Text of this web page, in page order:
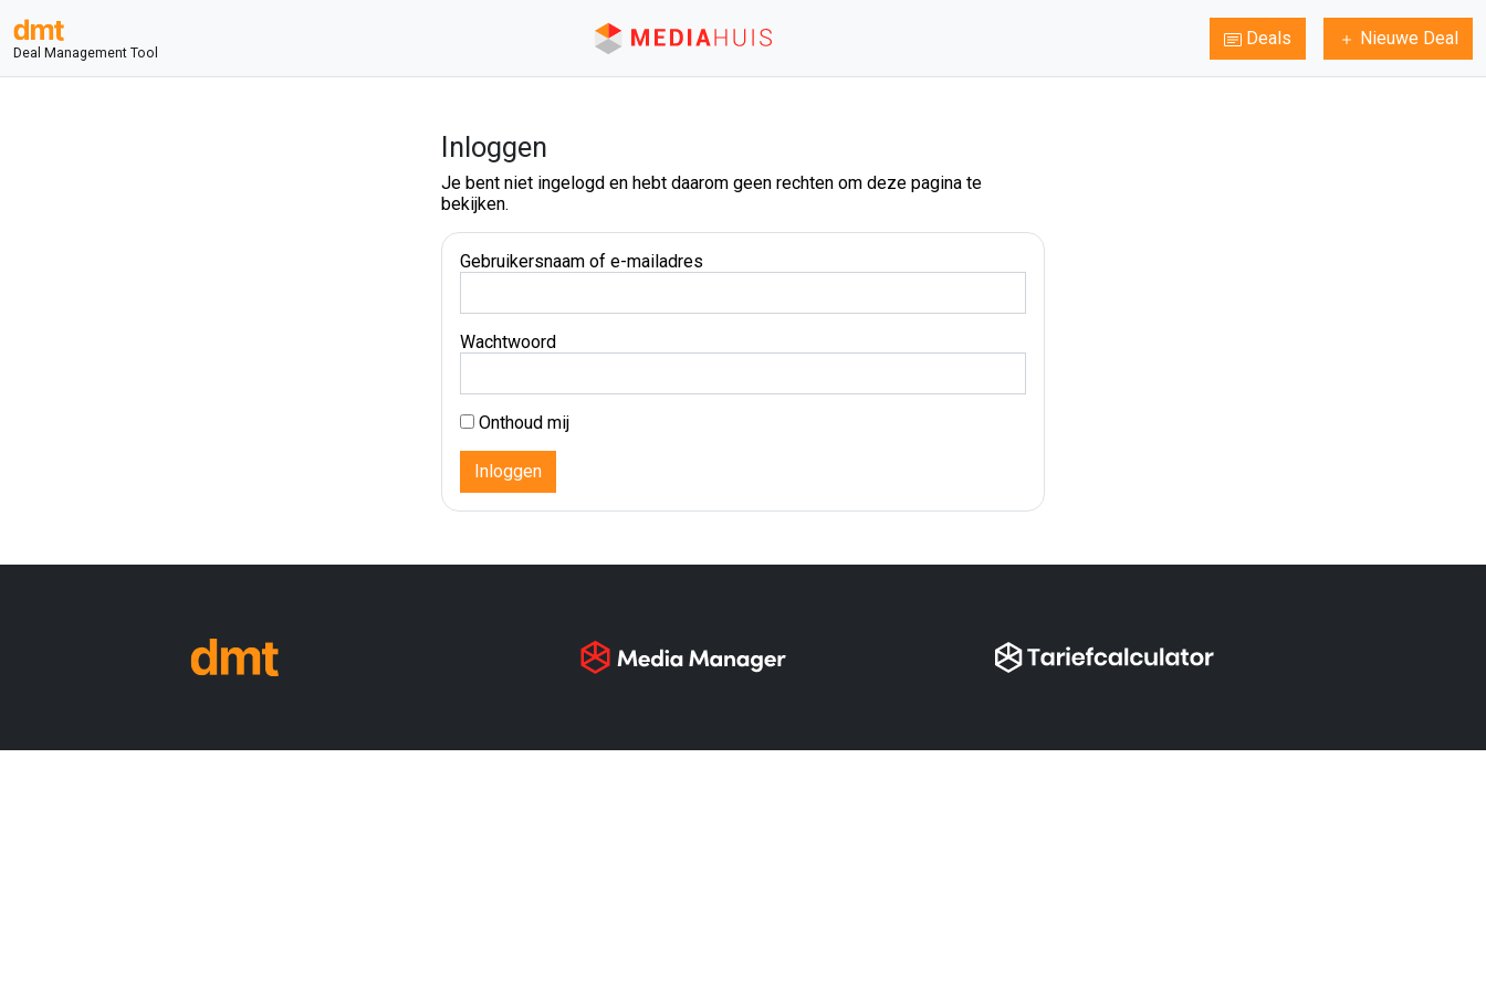
Deal Management Tool
Deals Nieuwe Deal
Inloggen
Je bent niet ingelogd en hebt daarom geen rechten om deze pagina te
bekijken.
Gebruikersnaam of e-mailadres
Wachtwoord
Onthoud mij